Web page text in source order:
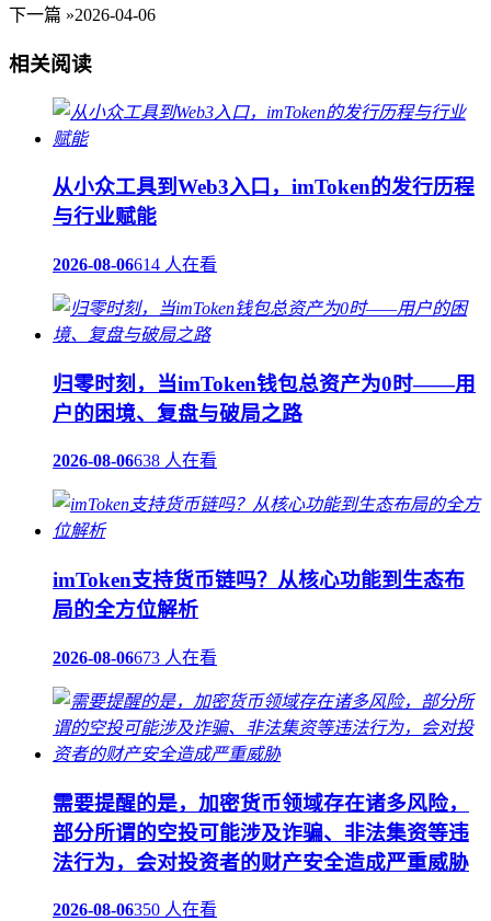
下一篇 »2026-04-06
相关阅读
从小众工具到Web3入口，imToken的发行历程
与行业赋能
2026-08-06614 人在看
归零时刻，当imToken钱包总资产为0时——用
户的困境、复盘与破局之路
2026-08-06638 人在看
imToken支持货币链吗？从核心功能到生态布
局的全方位解析
2026-08-06673 人在看
需要提醒的是，加密货币领域存在诸多风险，
部分所谓的空投可能涉及诈骗、非法集资等违
法行为，会对投资者的财产安全造成严重威胁
2026-08-06350 人在看